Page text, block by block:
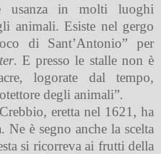
usanza in molti luoghi
animali. Esiste nel gergo
di Sant’Antonio” per
. E presso le stalle non è
logorate dal tempo,
degli animali”.
eretta nel 1621, ha
Ne è segno anche la scelta
si ricorreva ai frutti della